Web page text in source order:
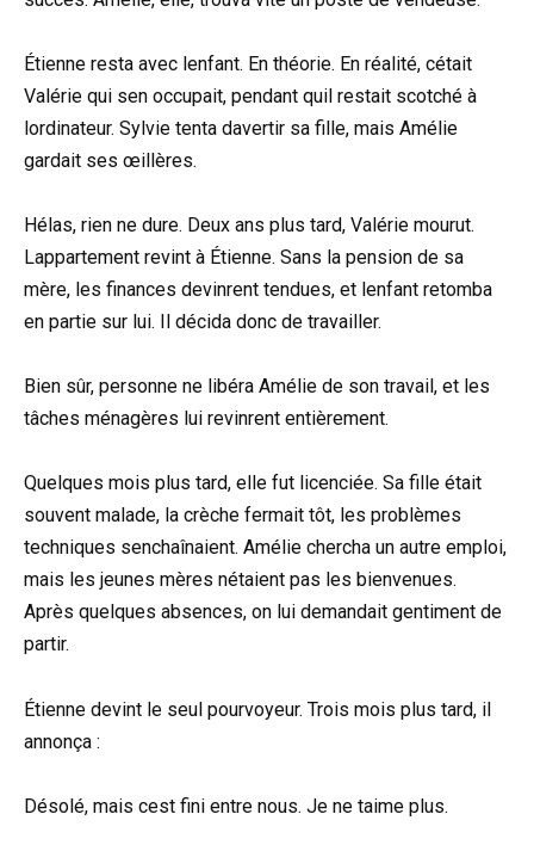
Étienne resta avec lenfant. En théorie. En réalité, cétait
Valérie qui sen occupait, pendant quil restait scotché à
lordinateur. Sylvie tenta davertir sa fille, mais Amélie
gardait ses œillères.
Hélas, rien ne dure. Deux ans plus tard, Valérie mourut.
Lappartement revint à Étienne. Sans la pension de sa
mère, les finances devinrent tendues, et lenfant retomba
en partie sur lui. Il décida donc de travailler.
Bien sûr, personne ne libéra Amélie de son travail, et les
tâches ménagères lui revinrent entièrement.
Quelques mois plus tard, elle fut licenciée. Sa fille était
souvent malade, la crèche fermait tôt, les problèmes
techniques senchaînaient. Amélie chercha un autre emploi,
mais les jeunes mères nétaient pas les bienvenues.
Après quelques absences, on lui demandait gentiment de
partir.
Étienne devint le seul pourvoyeur. Trois mois plus tard, il
annonça :
Désolé, mais cest fini entre nous. Je ne taime plus.